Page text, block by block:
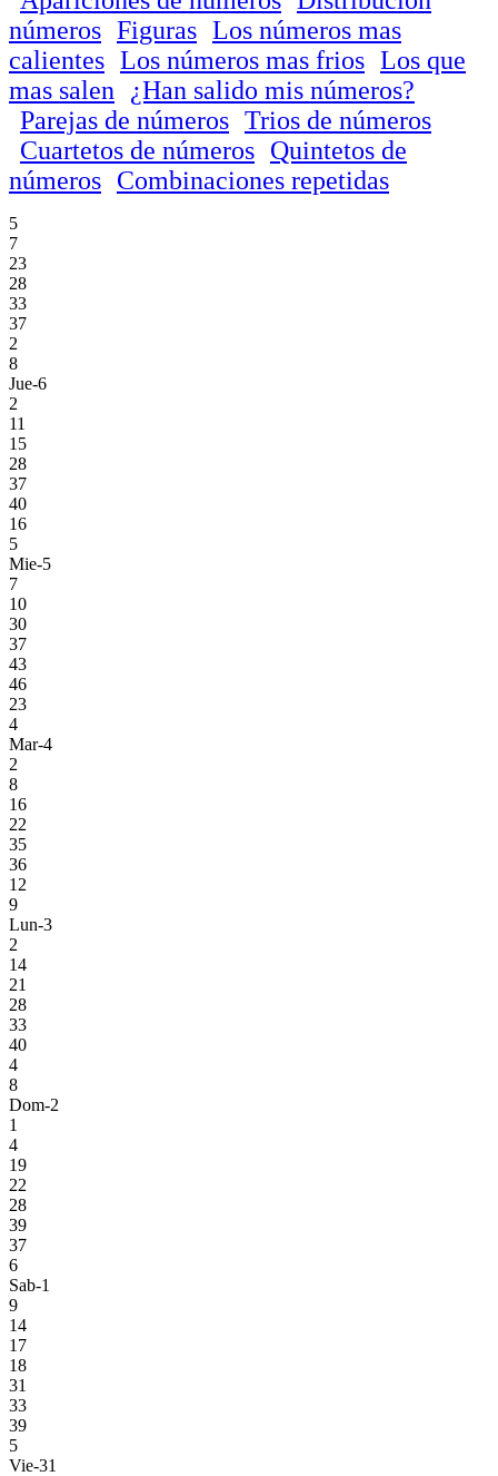
números Figuras Los números mas
calientes Los números mas frios Los que
mas salen
¿Han salido mis números?
Parejas de números Trios de números
Cuartetos de números Quintetos de
números Combinaciones repetidas
5
7
23
28
33
37
2
8
Jue-6
2
11
15
28
37
40
16
5
Mie-5
7
10
30
37
43
46
23
4
Mar-4
2
8
16
22
35
36
12
9
Lun-3
2
14
21
28
33
40
4
8
Dom-2
1
4
19
22
28
39
37
6
Sab-1
9
14
17
18
31
33
39
5
Vie-31